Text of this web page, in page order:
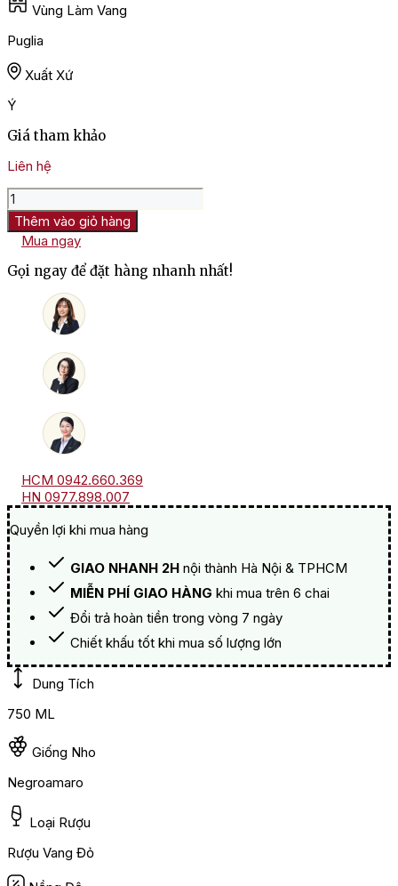
Vùng Làm Vang
Puglia
Xuất Xứ
Ý
Giá tham khảo
Liên hệ
Rượu
Vang
Ý
Falconardi
Negroamaro
số
Thêm vào giỏ hàng
Mua ngay
Gọi ngay để đặt hàng nhanh nhất!
HCM 0942.660.369
HN 0977.898.007
Quyền lợi khi mua hàng
GIAO NHANH 2H nội thành Hà Nội & TPHCM
MIỄN PHÍ GIAO HÀNG khi mua trên 6 chai
Đổi trả hoàn tiền trong vòng 7 ngày
Chiết khấu tốt khi mua số lượng lớn
Dung Tích
750 ML
Giống Nho
Negroamaro
Loại Rượu
Rượu Vang Đỏ